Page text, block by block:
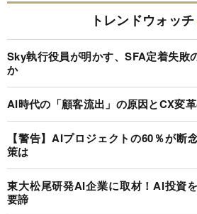
トレンドウォッチ
Sky執行役員が明かす、SFA定着失敗
か
AI時代の「顧客流出」の原因とCX変革
【警告】AIプロジェクトの60％が断
策は
東大松尾研発AI企業に取材！AI投資
要諦